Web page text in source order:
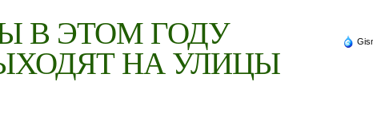
В ЭТОМ ГОДУ
НА УЛИЦЫ